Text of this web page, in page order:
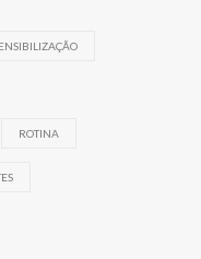
ROTINA